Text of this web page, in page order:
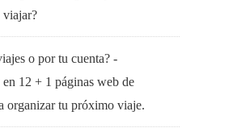
viajar?
o por tu cuenta? -
en 12 + 1 páginas web de
organizar tu próximo viaje.